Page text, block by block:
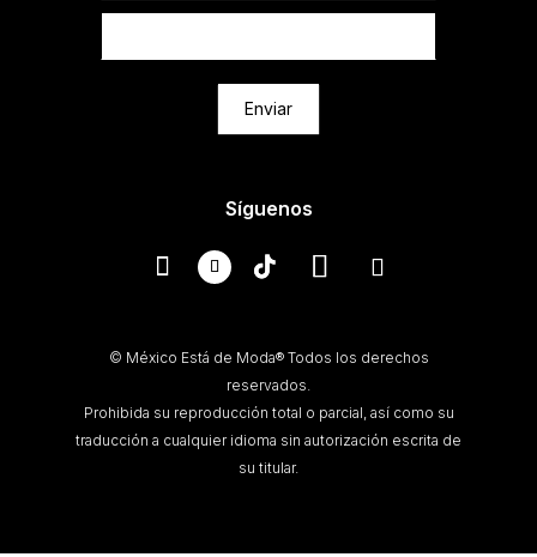
Enviar
Síguenos
© México Está de Moda® Todos los derechos
reservados.
Prohibida su reproducción total o parcial, así como su
traducción a cualquier idioma sin autorización escrita de
su titular.